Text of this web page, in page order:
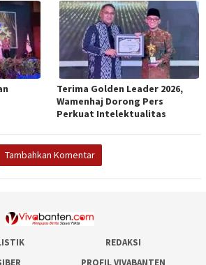
Terima Golden Leader 2026,
Wamenhaj Dorong Pers
Perkuat Intelektualitas
Tambahkan Komentar
REDAKSI
PROFIL VIVABANTEN